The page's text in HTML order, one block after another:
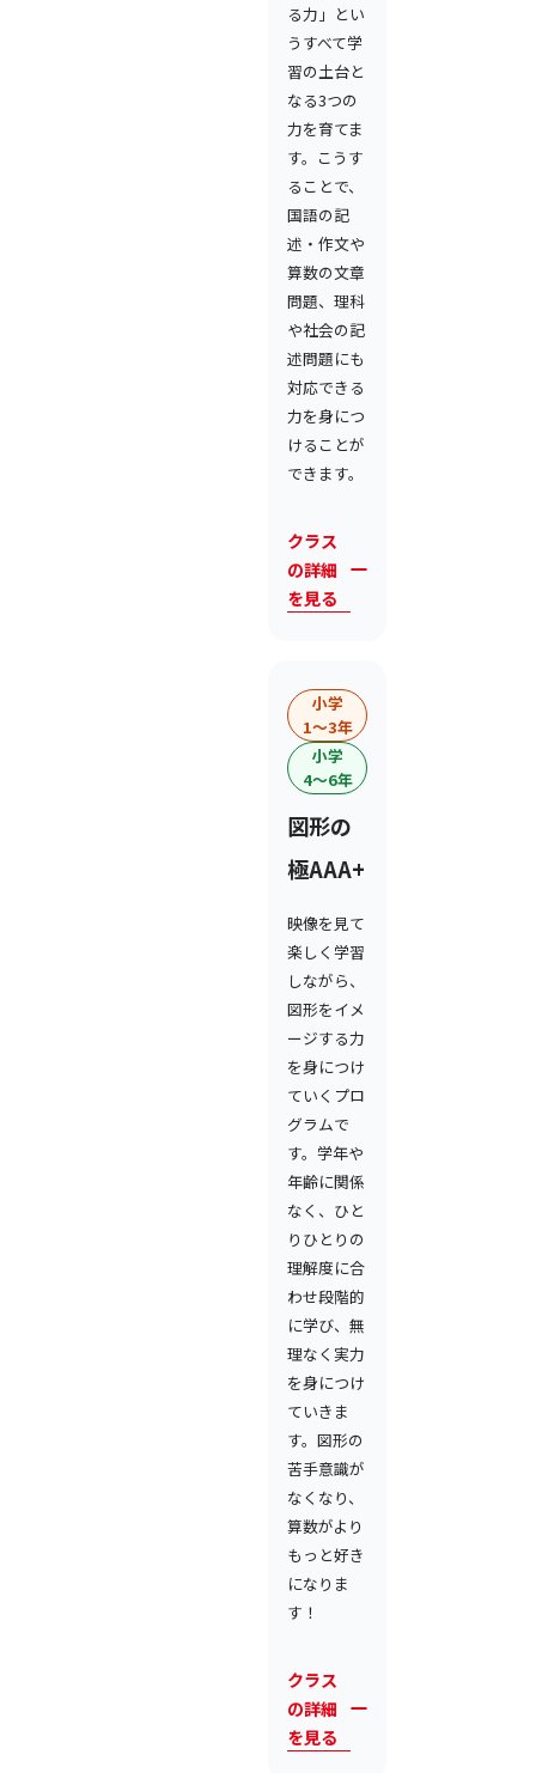
る力」とい
うすべて学
習の土台と
なる3つの
力を育てま
す。こうす
ることで、
国語の記
述・作文や
算数の文章
問題、理科
や社会の記
述問題にも
対応できる
力を身につ
けることが
できます。
クラス
の詳細
を見る
小学
1〜3年
小学
4〜6年
図形の
極AAA+
映像を見て
楽しく学習
しながら、
図形をイメ
ージする力
を身につけ
ていくプロ
グラムで
す。学年や
年齢に関係
なく、ひと
りひとりの
理解度に合
わせ段階的
に学び、無
理なく実力
を身につけ
ていきま
す。図形の
苦手意識が
なくなり、
算数がより
もっと好き
になりま
す！
クラス
の詳細
を見る